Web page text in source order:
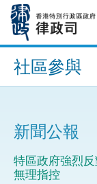
內
進階搜尋
社區參與
新聞公報
特區政府強烈
無理指控